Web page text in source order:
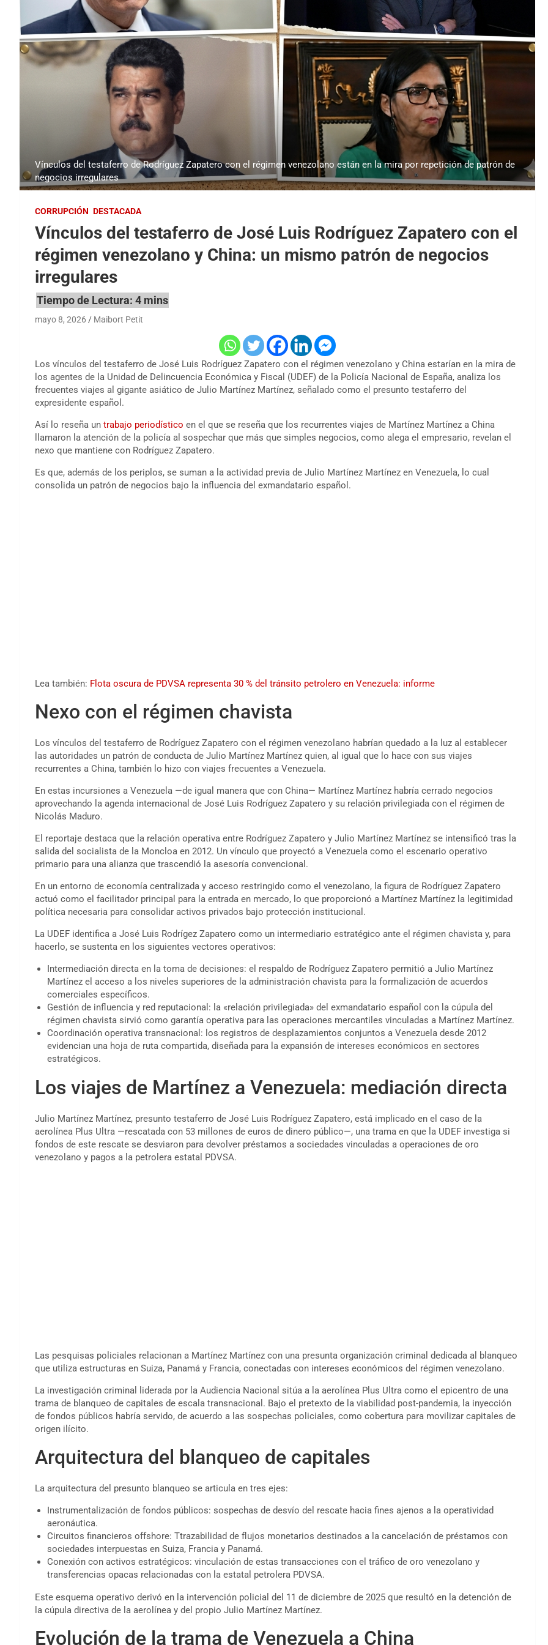
Vínculos del testaferro de Rodríguez Zapatero con el régimen venezolano están en la mira por repetición de patrón de
negocios irregulares
CORRUPCIÓN DESTACADA
Vínculos del testaferro de José Luis Rodríguez Zapatero con el
régimen venezolano y China: un mismo patrón de negocios
irregulares
mayo 8, 2026 Maibort Petit
Los vínculos del testaferro de José Luis Rodríguez Zapatero con el régimen venezolano y China estarían en la mira de
los agentes de la Unidad de Delincuencia Económica y Fiscal (UDEF) de la Policía Nacional de España, analiza los
frecuentes viajes al gigante asiático de Julio Martínez Martínez, señalado como el presunto testaferro del
expresidente español.
Así lo reseña un trabajo periodístico en el que se reseña que los recurrentes viajes de Martínez Martínez a China
llamaron la atención de la policía al sospechar que más que simples negocios, como alega el empresario, revelan el
nexo que mantiene con Rodríguez Zapatero.
Es que, además de los periplos, se suman a la actividad previa de Julio Martínez Martínez en Venezuela, lo cual
consolida un patrón de negocios bajo la influencia del exmandatario español.
Lea también: Flota oscura de PDVSA representa 30 % del tránsito petrolero en Venezuela: informe
Nexo con el régimen chavista
Los vínculos del testaferro de Rodríguez Zapatero con el régimen venezolano habrían quedado a la luz al establecer
las autoridades un patrón de conducta de Julio Martínez Martínez quien, al igual que lo hace con sus viajes
recurrentes a China, también lo hizo con viajes frecuentes a Venezuela.
En estas incursiones a Venezuela —de igual manera que con China— Martínez Martínez habría cerrado negocios
aprovechando la agenda internacional de José Luis Rodríguez Zapatero y su relación privilegiada con el régimen de
Nicolás Maduro.
El reportaje destaca que la relación operativa entre Rodríguez Zapatero y Julio Martínez Martínez se intensificó tras la
salida del socialista de la Moncloa en 2012. Un vínculo que proyectó a Venezuela como el escenario operativo
primario para una alianza que trascendió la asesoría convencional.
En un entorno de economía centralizada y acceso restringido como el venezolano, la figura de Rodríguez Zapatero
actuó como el facilitador principal para la entrada en mercado, lo que proporcionó a Martínez Martínez la legitimidad
política necesaria para consolidar activos privados bajo protección institucional.
La UDEF identifica a José Luis Rodrígez Zapatero como un intermediario estratégico ante el régimen chavista y, para
hacerlo, se sustenta en los siguientes vectores operativos:
Intermediación directa en la toma de decisiones: el respaldo de Rodríguez Zapatero permitió a Julio Martínez
Martínez el acceso a los niveles superiores de la administración chavista para la formalización de acuerdos
comerciales específicos.
Gestión de influencia y red reputacional: la «relación privilegiada» del exmandatario español con la cúpula del
régimen chavista sirvió como garantía operativa para las operaciones mercantiles vinculadas a Martínez Martínez.
Coordinación operativa transnacional: los registros de desplazamientos conjuntos a Venezuela desde 2012
evidencian una hoja de ruta compartida, diseñada para la expansión de intereses económicos en sectores
estratégicos.
Los viajes de Martínez a Venezuela: mediación directa
Julio Martínez Martínez, presunto testaferro de José Luis Rodríguez Zapatero, está implicado en el caso de la
aerolínea Plus Ultra —rescatada con 53 millones de euros de dinero público—, una trama en que la UDEF investiga si
fondos de este rescate se desviaron para devolver préstamos a sociedades vinculadas a operaciones de oro
venezolano y pagos a la petrolera estatal PDVSA.
Las pesquisas policiales relacionan a Martínez Martínez con una presunta organización criminal dedicada al blanqueo
que utiliza estructuras en Suiza, Panamá y Francia, conectadas con intereses económicos del régimen venezolano.
La investigación criminal liderada por la Audiencia Nacional sitúa a la aerolínea Plus Ultra como el epicentro de una
trama de blanqueo de capitales de escala transnacional. Bajo el pretexto de la viabilidad post-pandemia, la inyección
de fondos públicos habría servido, de acuerdo a las sospechas policiales, como cobertura para movilizar capitales de
origen ilícito.
Arquitectura del blanqueo de capitales
La arquitectura del presunto blanqueo se articula en tres ejes:
Instrumentalización de fondos públicos: sospechas de desvío del rescate hacia fines ajenos a la operatividad
aeronáutica.
Circuitos financieros offshore: Ttrazabilidad de flujos monetarios destinados a la cancelación de préstamos con
sociedades interpuestas en Suiza, Francia y Panamá.
Conexión con activos estratégicos: vinculación de estas transacciones con el tráfico de oro venezolano y
transferencias opacas relacionadas con la estatal petrolera PDVSA.
Este esquema operativo derivó en la intervención policial del 11 de diciembre de 2025 que resultó en la detención de
la cúpula directiva de la aerolínea y del propio Julio Martínez Martínez.
Evolución de la trama de Venezuela a China